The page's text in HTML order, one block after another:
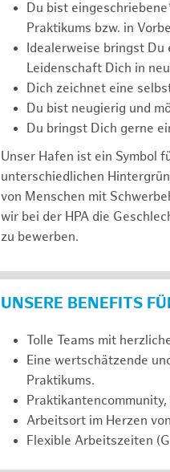
Du bist
Praktikums bzw. in
Idealerweise bringst Du
Leidenschaft Dich in
Dich zeichnet eine
Du bist neugierig und
Du bringst Dich gerne
Unser Hafen ist ein Symbol
unterschiedlichen
von Menschen mit
wir bei der HPA die
zu bewerben.
UNSERE BENEFITS
Tolle Teams mit
Eine wertschätzende
Praktikums.
Arbeitsort im Herzen
Flexible Arbeitszeiten